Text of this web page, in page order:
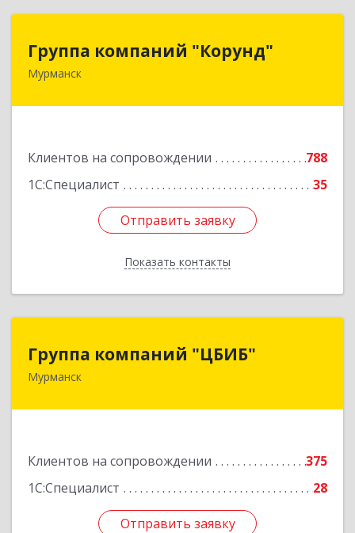
Группа компаний "Корунд"
Мурманск
Клиентов на сопровождении
788
1С:Специалист
35
Отправить заявку
Показать контакты
Группа компаний "Корунд"
183025, Мурманская обл, Мурманск г, Тарана
Отправить заявку
Назад
Группа компаний "ЦБИБ"
Мурманск
Клиентов на сопровождении
375
1С:Специалист
28
Отправить заявку
Группа компаний "ЦБИБ"
183010, Мурманская обл, Мурманск г, Кирова
Отправить заявку